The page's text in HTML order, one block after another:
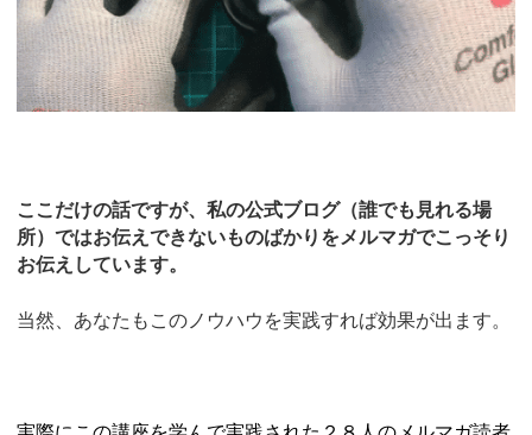
ここだけの話ですが、私の公式ブログ（誰でも見れる場
所）ではお伝えできないものばかりをメルマガでこっそり
お伝えしています。
当然、あなたもこのノウハウを実践すれば効果が出ます。